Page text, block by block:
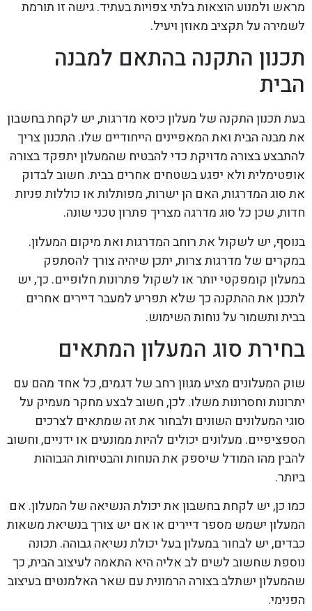
מראש ולמנוע הוצאות בלתי צפויות בעתיד. גישה זו תורמת
לשמירה על תקציב מאוזן ויעיל.
תכנון התקנה בהתאם למבנה
הבית
בעת תכנון התקנה של מעלון כיסא מדרגות, יש לקחת בחשבון
את מבנה הבית ואת המאפיינים הייחודיים שלו. התכנון צריך
להתבצע בצורה מדויקת כדי להבטיח שהמעלון יתפקד בצורה
אופטימלית ולא יפגע בשטחים אחרים בבית. חשוב לבדוק
את סוג המדרגות, האם הן ישרות, מפותלות או כוללות פניות
חדות, שכן כל סוג מדרגה מצריך פתרון טכני שונה.
בנוסף, יש לשקול את רוחב המדרגות ואת מיקום המעלון.
במקרים של מדרגות צרות, יתכן שיהיה צורך להסתפק
במעלון קומפקטי יותר או לשקול פתרונות חלופיים. כך, יש
לתכנן את ההתקנה כך שלא תפריע למעבר דיירים אחרים
בבית ותשמור על נוחות השימוש.
בחירת סוג המעלון המתאים
שוק המעלונים מציע מגוון רחב של דגמים, כל אחד מהם עם
יתרונות וחסרונות משלו. לכן, חשוב לבצע מחקר מעמיק על
סוגי המעלונים השונים ולבחור את זה שמתאים לצרכים
הספציפיים. מעלונים יכולים להיות ממונעים או ידניים, וחשוב
להבין מהו המודל שיספק את הנוחות והבטיחות הגבוהות
ביותר.
כמו כן, יש לקחת בחשבון את יכולת הנשיאה של המעלון. אם
המעלון ישמש מספר דיירים או אם יש צורך בנשיאת משאות
כבדים, יש לבחור במעלון בעל יכולת נשיאה גבוהה. תכונה
נוספת שחשוב לשים לב אליה היא התאמה לעיצוב הבית, כך
שהמעלון ישתלב בצורה הרמונית עם שאר האלמנטים בעיצוב
הפנימי.